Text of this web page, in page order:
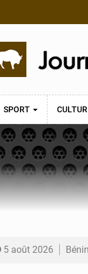
SPORT
5 août 2026 Bénin